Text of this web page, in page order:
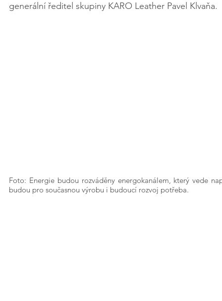
generální ředitel skupiny KARO Leather Pavel Klvaňa.
Foto: Energie budou rozváděny energokanálem, který vede
budou pro současnou výrobu i budoucí rozvoj potřeba.